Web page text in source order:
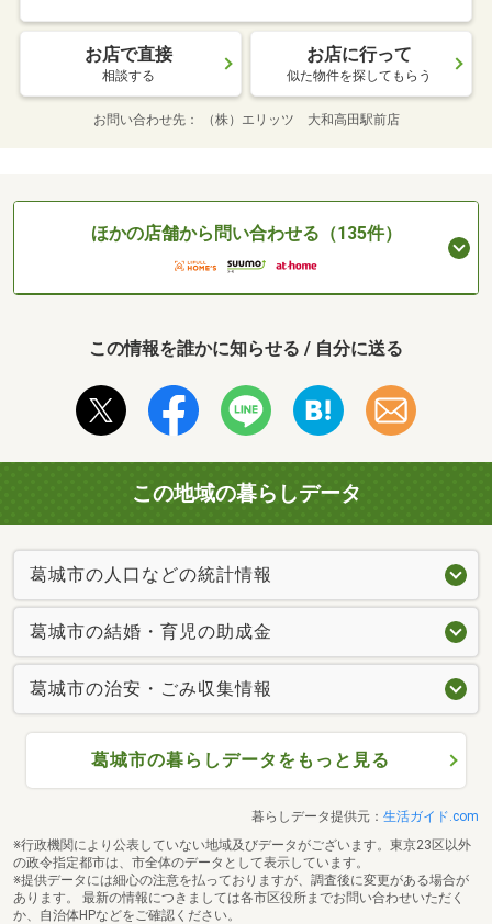
お店で直接
相談する
お店に行って
似た物件を探してもらう
お問い合わせ先 （株）エリッツ 大和高田駅前店
ほかの店舗から問い合わせる（135件）
この情報を誰かに知らせる / 自分に送る
この地域の暮らしデータ
葛城市の人口などの統計情報
葛城市の結婚・育児の助成金
葛城市の治安・ごみ収集情報
葛城市の暮らしデータをもっと見る
暮らしデータ提供元： 生活ガイド.com
※行政機関により公表していない地域及びデータがございます。東京23区以外
の政令指定都市は、市全体のデータとして表示しています。
※提供データには細心の注意を払っておりますが、調査後に変更がある場合が
あります。 最新の情報につきましては各市区役所までお問い合わせいただく
か、自治体HPなどをご確認ください。